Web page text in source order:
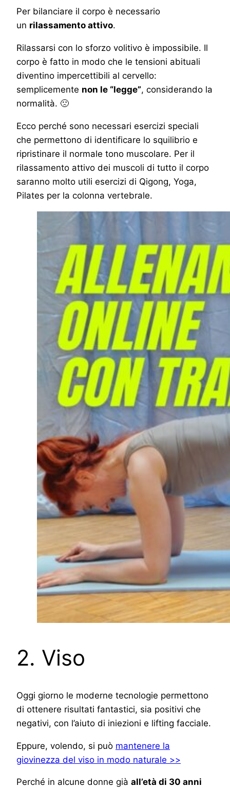
Per bilanciare il corpo è necessario
un rilassamento attivo.
Rilassarsi con lo sforzo volitivo è impossibile. Il
corpo è fatto in modo che le tensioni abituali
diventino impercettibili al cervello:
semplicemente non le “legge”, considerando la
normalità. 🙁
Ecco perché sono necessari esercizi speciali
che permettono di identificare lo squilibrio e
ripristinare il normale tono muscolare. Per il
rilassamento attivo dei muscoli di tutto il corpo
saranno molto utili esercizi di Qigong, Yoga,
Pilates per la colonna vertebrale.
2. Viso
Oggi giorno le moderne tecnologie permettono
di ottenere risultati fantastici, sia positivi che
negativi, con l’aiuto di iniezioni e lifting facciale.
Eppure, volendo, si può mantenere la
giovinezza del viso in modo naturale >>
Perché in alcune donne già all’età di 30 anni